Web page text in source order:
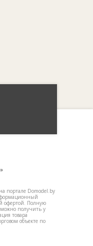
портале Domodel.by
офертой. Полную
получить у
товара
объекте по